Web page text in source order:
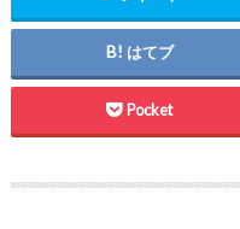
はてブ
Pocket